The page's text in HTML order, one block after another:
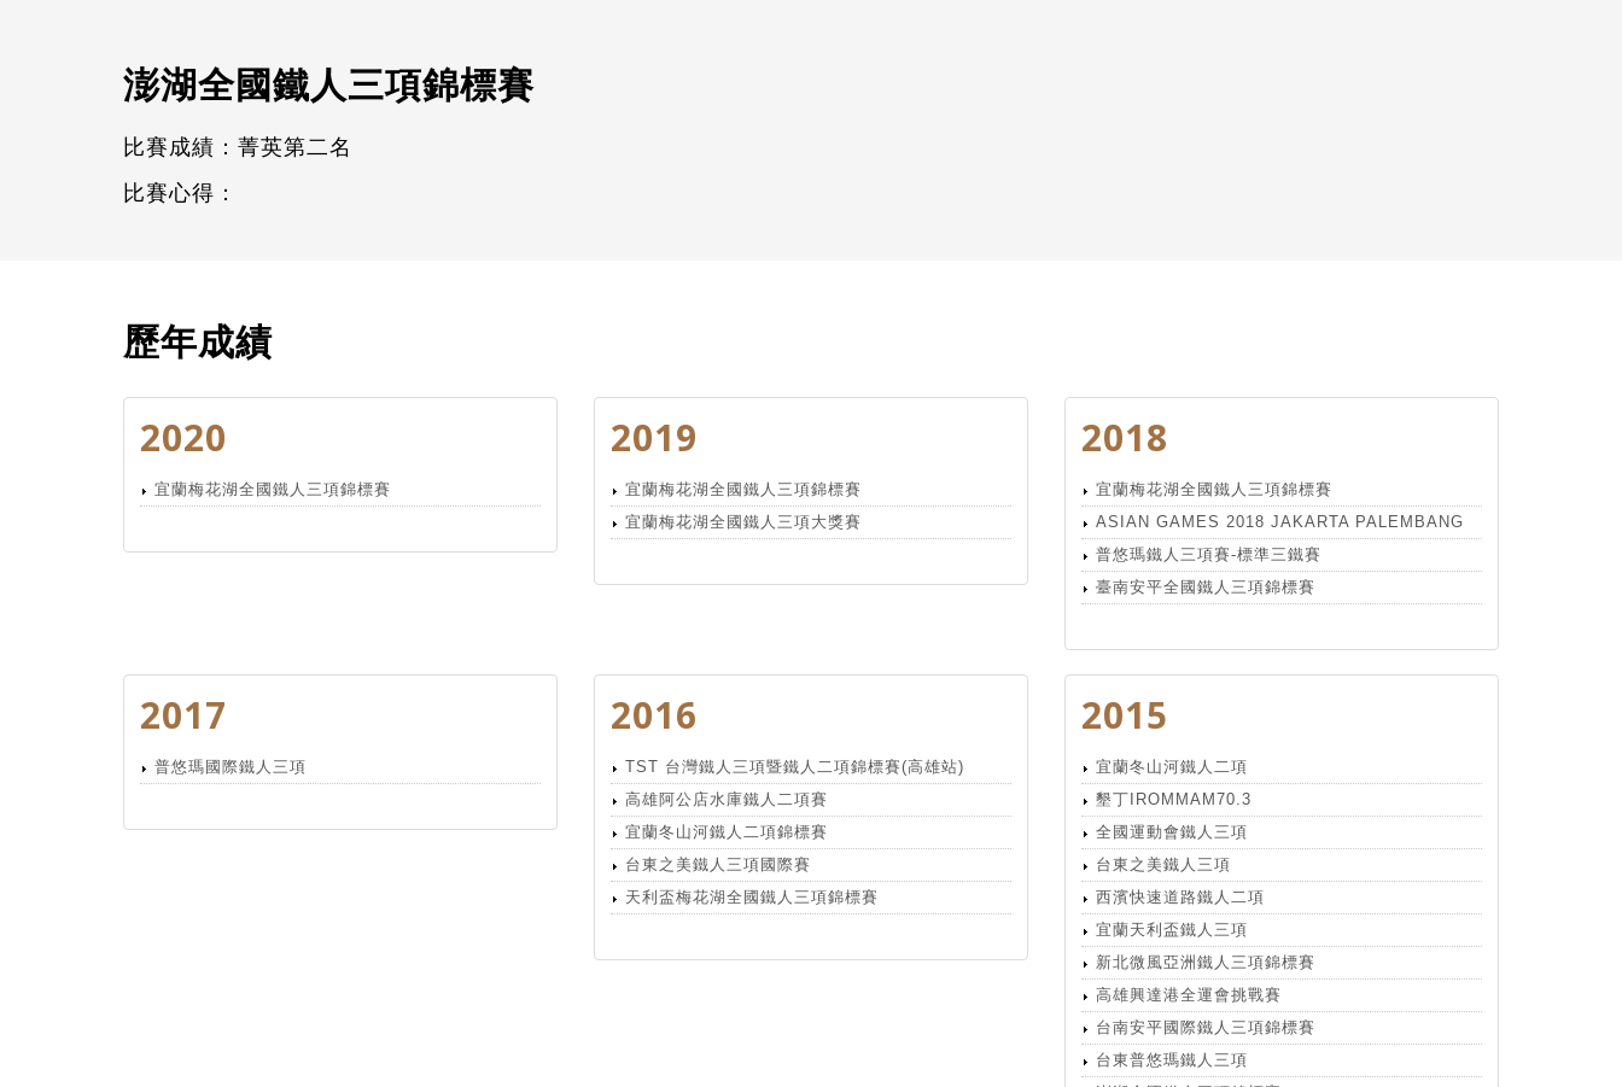
澎湖全國鐵人三項錦標賽
比賽成績：菁英第二名
比賽心得：
歷年成績
2020
宜蘭梅花湖全國鐵人三項錦標賽
2019
宜蘭梅花湖全國鐵人三項錦標賽
宜蘭梅花湖全國鐵人三項大獎賽
2018
宜蘭梅花湖全國鐵人三項錦標賽
ASIAN GAMES 2018 JAKARTA PALEMBANG
普悠瑪鐵人三項賽-標準三鐵賽
臺南安平全國鐵人三項錦標賽
2017
普悠瑪國際鐵人三項
2016
TST 台灣鐵人三項暨鐵人二項錦標賽(高雄站)
高雄阿公店水庫鐵人二項賽
宜蘭冬山河鐵人二項錦標賽
台東之美鐵人三項國際賽
天利盃梅花湖全國鐵人三項錦標賽
2015
宜蘭冬山河鐵人二項
墾丁IROMMAM70.3
全國運動會鐵人三項
台東之美鐵人三項
西濱快速道路鐵人二項
宜蘭天利盃鐵人三項
新北微風亞洲鐵人三項錦標賽
高雄興達港全運會挑戰賽
台南安平國際鐵人三項錦標賽
台東普悠瑪鐵人三項